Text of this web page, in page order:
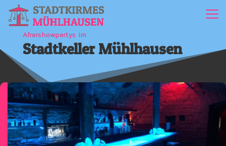
Afrershowpartys im
Stadtkeller Mühlhausen